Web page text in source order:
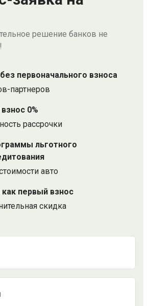
решение банков не
первоначального взноса
партнеров
0%
рассрочки
льготного
авто
как первый взнос
скидка